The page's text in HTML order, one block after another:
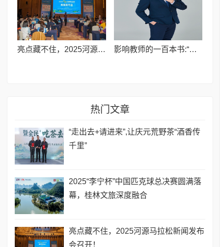
亮点藏不住，2025河源马拉松新闻发布会召开！ 影响教师的一百本书:“雅书荟·师者荐读”——浙江省镇海中学陈涛老师推荐《先生》
热门文章
“走出去+请进来”,让庆元荒野茶“酒香传
千里”
2025“李宁杯”中国匹克球总决赛圆满落
幕，桂林文旅深度融合
亮点藏不住，2025河源马拉松新闻发布
会召开！